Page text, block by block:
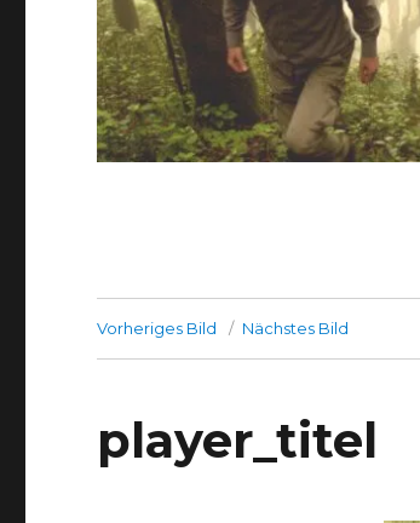
Vorheriges Bild Nächstes Bild
player_titel